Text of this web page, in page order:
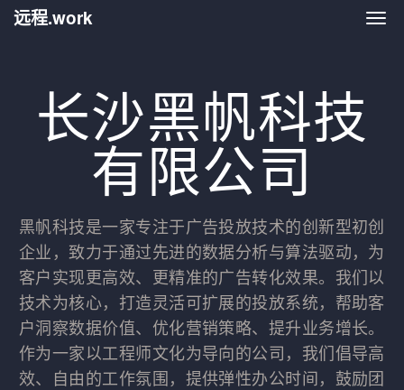
远
远程.work
长沙黑帆科技
有限公司
黑帆科技是一家专注于广告投放技术的创新型初创
企业，致力于通过先进的数据分析与算法驱动，为
客户实现更高效、更精准的广告转化效果。我们以
技术为核心，打造灵活可扩展的投放系统，帮助客
户洞察数据价值、优化营销策略、提升业务增长。
作为一家以工程师文化为导向的公司，我们倡导高
效、自由的工作氛围，提供弹性办公时间，鼓励团